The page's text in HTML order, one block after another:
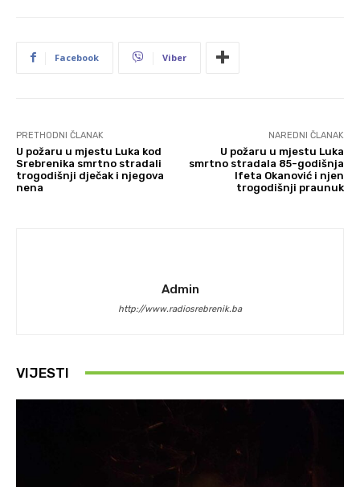
Facebook Viber
PRETHODNI ČLANAK
U požaru u mjestu Luka kod
Srebrenika smrtno stradali
trogodišnji dječak i njegova
nena
NAREDNI ČLANAK
U požaru u mjestu Luka
smrtno stradala 85-godišnja
Ifeta Okanović i njen
trogodišnji praunuk
Admin
http://www.radiosrebrenik.ba
VIJESTI